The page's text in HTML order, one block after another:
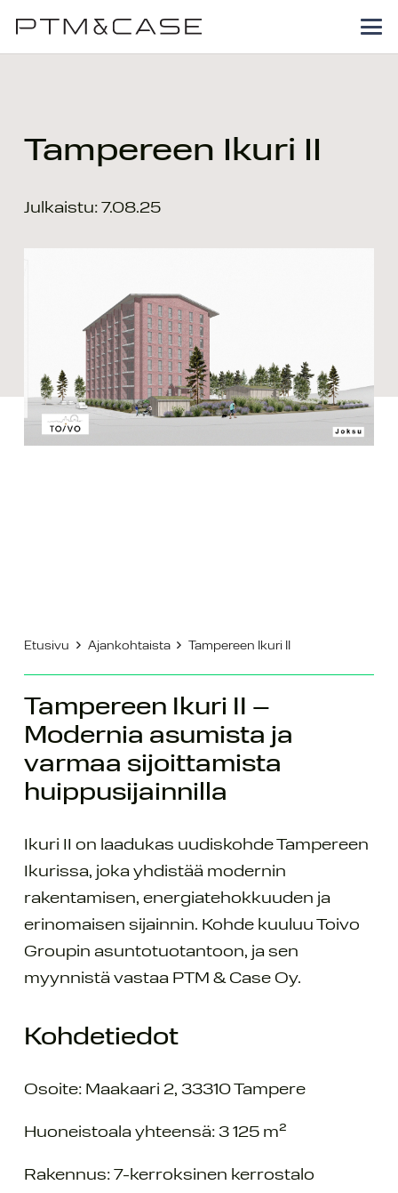
Tampereen Ikuri II
Julkaistu: 7.08.25
Etusivu Ajankohtaista Tampereen Ikuri II
Tampereen Ikuri II –
Modernia asumista ja
varmaa sijoittamista
huippusijainnilla
Ikuri II on laadukas uudiskohde Tampereen
Ikurissa, joka yhdistää modernin
rakentamisen, energiatehokkuuden ja
erinomaisen sijainnin. Kohde kuuluu Toivo
Groupin asuntotuotantoon, ja sen
myynnistä vastaa PTM & Case Oy.
Kohdetiedot
Osoite: Maakaari 2, 33310 Tampere
Huoneistoala yhteensä: 3 125 m²
Rakennus: 7-kerroksinen kerrostalo